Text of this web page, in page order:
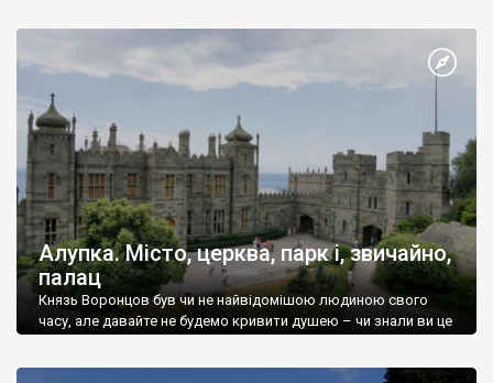
Алупка. Місто, церква, парк і, звичайно,
палац
Князь Воронцов був чи не найвідомішою людиною свого
часу, але давайте не будемо кривити душею – чи знали ви це